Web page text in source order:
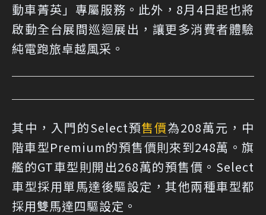
動車菁英」專屬服務。此外，8月4日起也將
啟動全台展間巡迴展出，讓更多消費者體驗
純電跑旅卓越風采。
其中，入門的Select預售價為208萬元，中
階車型Premium的預售價則來到248萬。旗
艦的GT車型則開出268萬的預售價。Select
車型採用單馬達後驅設定，其他兩種車型都
採用雙馬達四驅設定。